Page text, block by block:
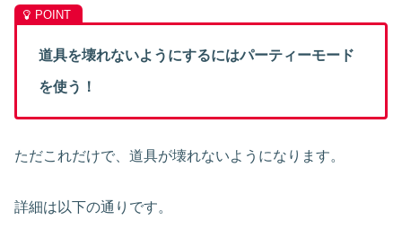
道具を壊れないようにするにはパーティーモード
を使う！
ただこれだけで、道具が壊れないようになります。
詳細は以下の通りです。